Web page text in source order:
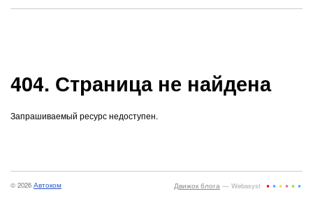
404. Страница не найдена
Запрашиваемый ресурс недоступен.
Движок блога — Webasyst
© 2026 Автоком